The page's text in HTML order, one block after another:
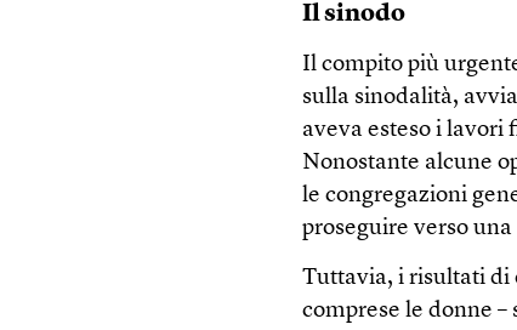
Il sinodo
Il compito più
sulla sinodalità,
aveva esteso i lavori
Nonostante alcune
le congregazioni
proseguire verso
Tuttavia, i risultati di
comprese le donne